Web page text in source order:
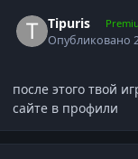
Tipuris
Опубликовано
после этого твой
сайте в профили